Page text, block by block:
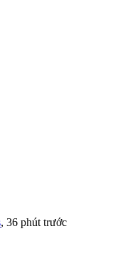
, 36 phút trước